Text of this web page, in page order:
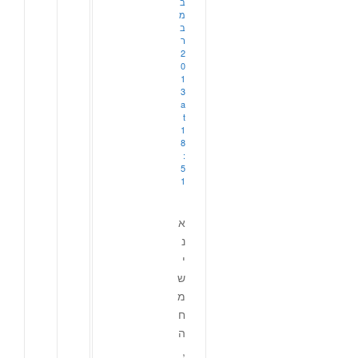
מ
ב
ר
2
0
1
3
a
t
1
8
:
5
1
א
נ
י
ש
מ
ח
ה
,